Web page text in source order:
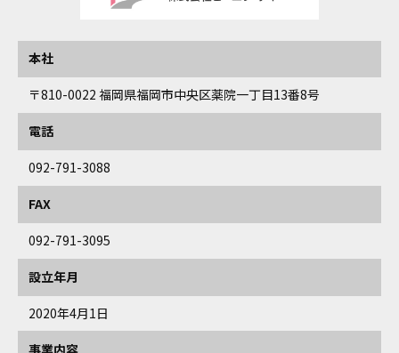
本社
〒810-0022 福岡県福岡市中央区薬院一丁目13番8号
電話
092-791-3088
FAX
092-791-3095
設立年月
2020年4月1日
事業内容